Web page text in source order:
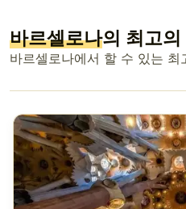
바르셀로나의 최고
바르셀로나에서 할 수 있는